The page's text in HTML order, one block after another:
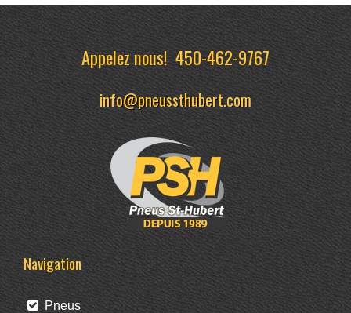
Appelez nous!450-462-9767
info@pneussthubert.com
Navigation
Pneus